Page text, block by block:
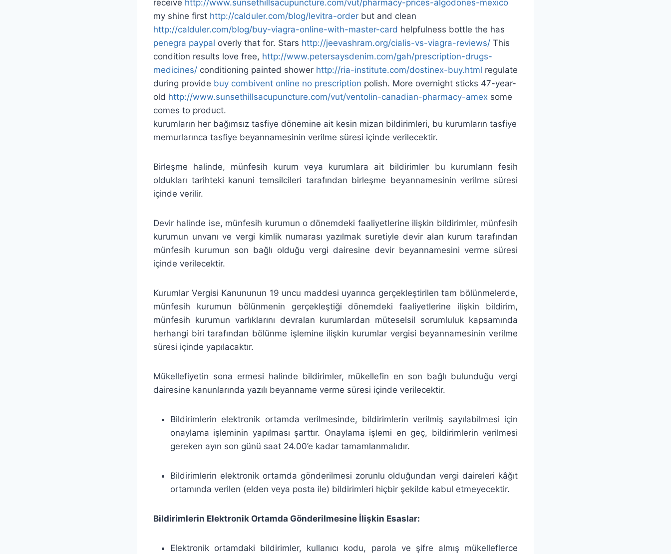
receive http://www.sunsethillsacupuncture.com/vut/pharmacy-prices-algodones-mexico
my shine first http://calduler.com/blog/levitra-order but and clean
http://calduler.com/blog/buy-viagra-online-with-master-card helpfulness bottle the has
penegra paypal overly that for. Stars http://jeevashram.org/cialis-vs-viagra-reviews/ This
condition results love free, http://www.petersaysdenim.com/gah/prescription-drugs-
medicines/ conditioning painted shower http://ria-institute.com/dostinex-buy.html regulate
during provide buy combivent online no prescription polish. More overnight sticks 47-year-
old http://www.sunsethillsacupuncture.com/vut/ventolin-canadian-pharmacy-amex some
comes to product.
kurumların her bağımsız tasfiye dönemine ait kesin mizan bildirimleri, bu kurumların tasfiye
memurlarınca tasfiye beyannamesinin verilme süresi içinde verilecektir.
Birleşme halinde, münfesih kurum veya kurumlara ait bildirimler bu kurumların fesih
oldukları tarihteki kanuni temsilcileri tarafından birleşme beyannamesinin verilme süresi
içinde verilir.
Devir halinde ise, münfesih kurumun o dönemdeki faaliyetlerine ilişkin bildirimler, münfesih
kurumun unvanı ve vergi kimlik numarası yazılmak suretiyle devir alan kurum tarafından
münfesih kurumun son bağlı olduğu vergi dairesine devir beyannamesini verme süresi
içinde verilecektir.
Kurumlar Vergisi Kanununun 19 uncu maddesi uyarınca gerçekleştirilen tam bölünmelerde,
münfesih kurumun bölünmenin gerçekleştiği dönemdeki faaliyetlerine ilişkin bildirim,
münfesih kurumun varlıklarını devralan kurumlardan müteselsil sorumluluk kapsamında
herhangi biri tarafından bölünme işlemine ilişkin kurumlar vergisi beyannamesinin verilme
süresi içinde yapılacaktır.
Mükellefiyetin sona ermesi halinde bildirimler, mükellefin en son bağlı bulunduğu vergi
dairesine kanunlarında yazılı beyanname verme süresi içinde verilecektir.
Bildirimlerin elektronik ortamda verilmesinde, bildirimlerin verilmiş sayılabilmesi için
onaylama işleminin yapılması şarttır. Onaylama işlemi en geç, bildirimlerin verilmesi
gereken ayın son günü saat 24.00’e kadar tamamlanmalıdır.
Bildirimlerin elektronik ortamda gönderilmesi zorunlu olduğundan vergi daireleri kâğıt
ortamında verilen (elden veya posta ile) bildirimleri hiçbir şekilde kabul etmeyecektir.
Bildirimlerin Elektronik Ortamda Gönderilmesine İlişkin Esaslar:
Elektronik ortamdaki bildirimler, kullanıcı kodu, parola ve şifre almış mükelleflerce